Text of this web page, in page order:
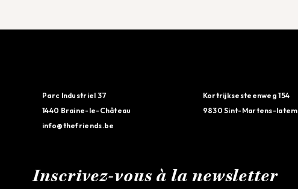
Parc Industriel 37
1440 Braine-le-Château
info@thefriends.be
Kortrijksesteenweg 154
9830 Sint-Martens-latem
Inscrivez-vous à la newsletter